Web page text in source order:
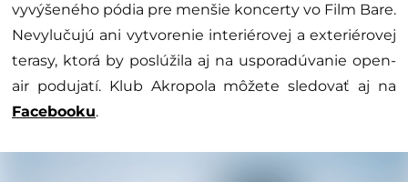
vyvýšeného pódia pre menšie koncerty vo Film Bare.
Nevylučujú ani vytvorenie interiérovej a exteriérovej
terasy, ktorá by poslúžila aj na usporadúvanie open-
air podujatí. Klub Akropola môžete sledovať aj na
Facebooku.